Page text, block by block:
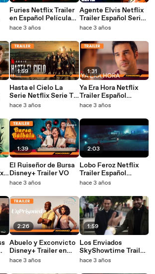
Furies Netflix Trailer
en Español Película
2023
hace 3 años
1:59
Hasta el Cielo La
Serie Netflix Serie Tv
2023
hace 3 años
1:39
El Ruiseñor de Bursa
Disney+ Trailer VO
hace 3 años
2:26
Abuelo y Exconvicto
Disney+ Trailer en
Español Serie Tv
hace 3 años
Agente Elvis Netflix
Trailer Español Serie
Tv 2023 Animación
hace 3 años
1:31
Ya Era Hora Netflix
Trailer Español
Película 2023
hace 3 años
2:03
Lobo Feroz Netflix
Trailer Español
Película 2023
hace 3 años
1:59
Los Enviados
SkyShowtime Trailer
en Español Serie Tv
hace 3 años